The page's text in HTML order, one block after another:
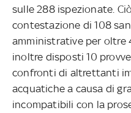
sulle 288 ispezionate.
contestazione di 108
amministrative per oltre
inoltre disposti 10
confronti di altrettanti
acquatiche a causa di
incompatibili con la